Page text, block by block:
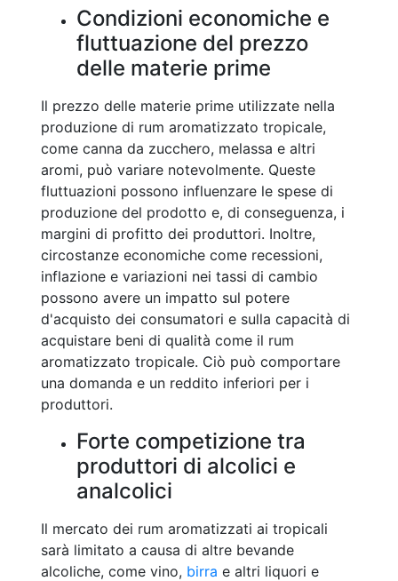
Condizioni economiche e
fluttuazione del prezzo
delle materie prime
Il prezzo delle materie prime utilizzate nella
produzione di rum aromatizzato tropicale,
come canna da zucchero, melassa e altri
aromi, può variare notevolmente. Queste
fluttuazioni possono influenzare le spese di
produzione del prodotto e, di conseguenza, i
margini di profitto dei produttori. Inoltre,
circostanze economiche come recessioni,
inflazione e variazioni nei tassi di cambio
possono avere un impatto sul potere
d'acquisto dei consumatori e sulla capacità di
acquistare beni di qualità come il rum
aromatizzato tropicale. Ciò può comportare
una domanda e un reddito inferiori per i
produttori.
Forte competizione tra
produttori di alcolici e
analcolici
Il mercato dei rum aromatizzati ai tropicali
sarà limitato a causa di altre bevande
alcoliche, come vino, birra e altri liquori e